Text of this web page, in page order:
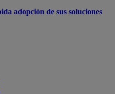
adopción de sus soluciones